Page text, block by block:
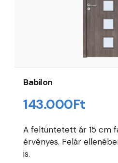
Babilon
143.000Ft
A feltüntetett ár 15 cm
érvényes. Felár
is.